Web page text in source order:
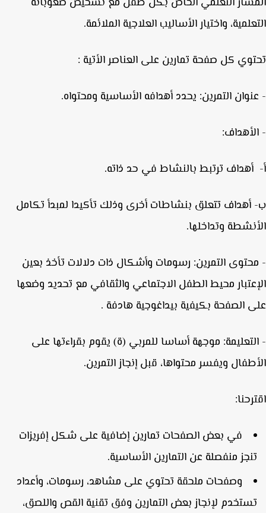
واختيار الأساليب العلاجية الملائمة.
كل صفحة تمارين على العناصر الأتية :
التمرين: يحدد أهدافه الأساسية ومحتواه.
تتعلق بنشاطات أخرى وذلك تأكيدا لمبدأ تكامل
وتداخلها.
التمرين: رسومات وأشكال ذات دلالات تأخذ بعين
محيط الطفل الاجتماعي والثقافي مع تحديد وضعها
الصفحة بكيفية بيداغوجية هادفة .
موجهة أساسا للمربي (ة) يقوم بقراءتها على
ويفسر محتواها، قبل إنجاز التمرين.
في بعض الصفحات تمارين إضافية على شكل إفريزات
منفصلة عن التمارين الأساسية.
وصفحات ملحقة تحتوي على مشاهد، رسومات، وأعداد
لإنجاز بعض التمارين وفق تقنية القص واللصق،